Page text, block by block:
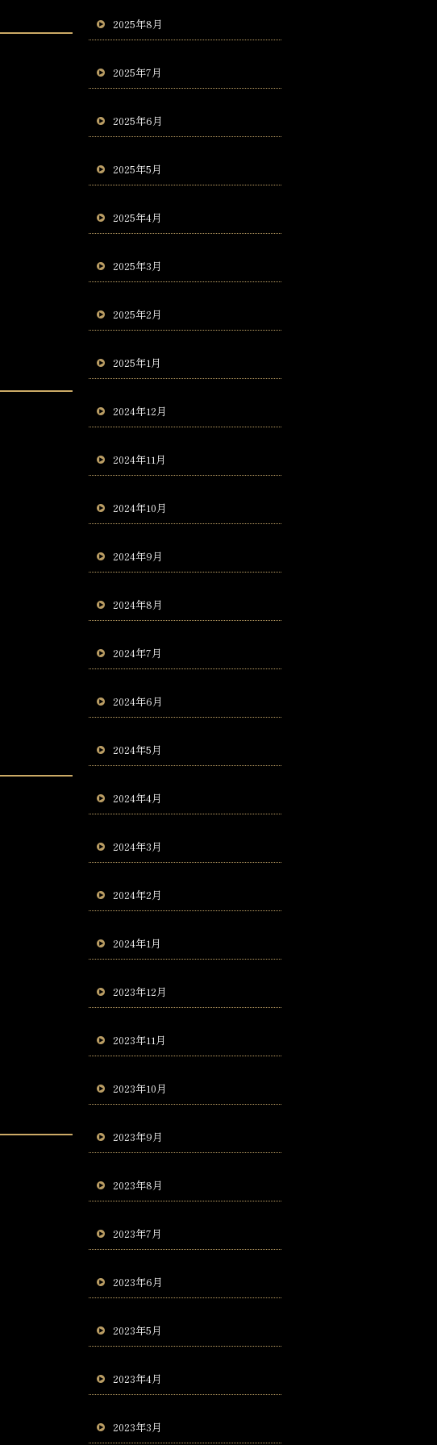
2025年8月
2025年7月
2025年6月
2025年5月
2025年4月
2025年3月
2025年2月
2025年1月
2024年12月
2024年11月
2024年10月
2024年9月
2024年8月
2024年7月
2024年6月
2024年5月
2024年4月
2024年3月
2024年2月
2024年1月
2023年12月
2023年11月
2023年10月
2023年9月
2023年8月
2023年7月
2023年6月
2023年5月
2023年4月
2023年3月